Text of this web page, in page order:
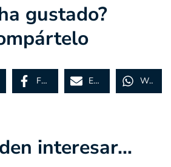
gustado?
Facebook Email WhatsApp
interesar...